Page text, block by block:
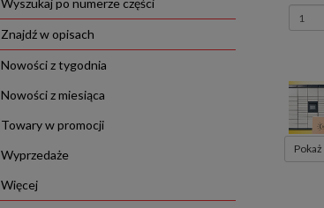
Wyszukaj po numerze części
Znajdź w opisach
Nowości z tygodnia
Nowości z miesiąca
Towary w promocji
Wyprzedaże
Więcej
ilość